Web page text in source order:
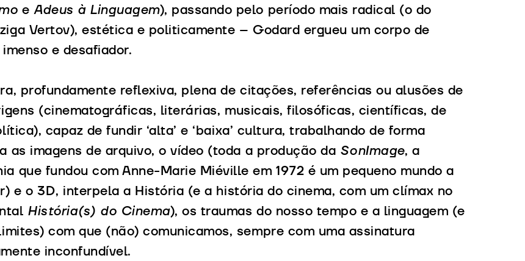
eAdeus à Linguagem), passando pelo período mais radical (o do
Vertov), estética e politicamente – Godard ergueu um corpo de
e desafiador.
profundamente reflexiva, plena de citações, referências ou alusões de
(cinematográficas, literárias, musicais, filosóficas, científicas, de
capaz de fundir ‘alta’ e ‘baixa’ cultura, trabalhando de forma
as imagens de arquivo, o vídeo (toda a produção da SonImage, a
que fundou com Anne-Marie Miéville em 1972 é um pequeno mundo a
e o 3D, interpela a História (e a história do cinema, com um clímax no
História(s) do Cinema), os traumas do nosso tempo e a linguagem (e
com que (não) comunicamos, sempre com uma assinatura
inconfundível.